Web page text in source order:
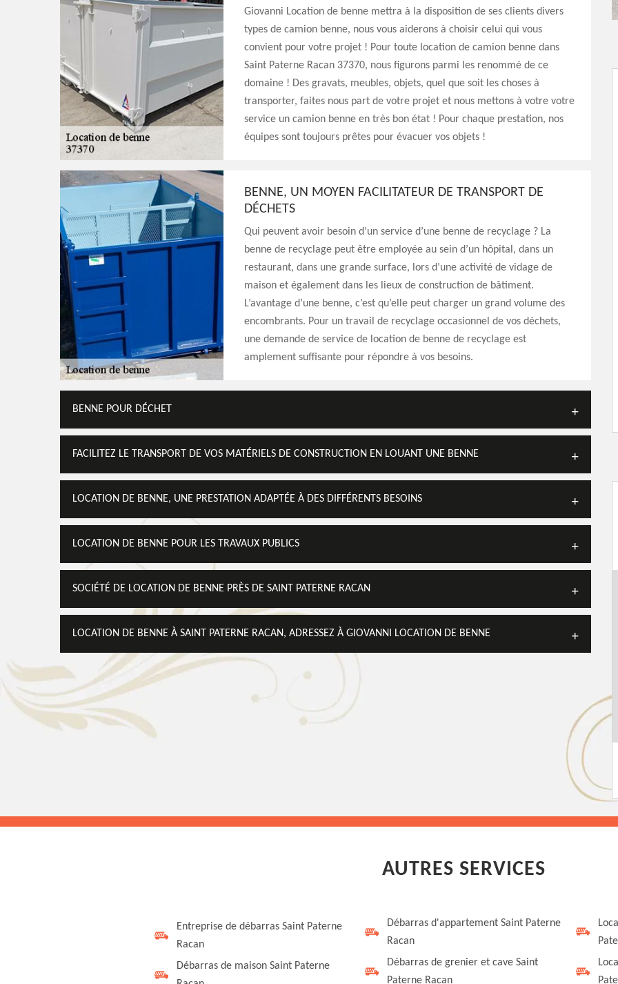
Giovanni Location de benne mettra à la disposition de ses clients divers
types de camion benne, nous vous aiderons à choisir celui qui vous
convient pour votre projet ! Pour toute location de camion benne dans
Saint Paterne Racan 37370, nous figurons parmi les renommé de ce
domaine ! Des gravats, meubles, objets, quel que soit les choses à
transporter, faites nous part de votre projet et nous mettons à votre votre
service un camion benne en très bon état ! Pour chaque prestation, nos
équipes sont toujours prêtes pour évacuer vos objets !
BENNE, UN MOYEN FACILITATEUR DE TRANSPORT DE
DÉCHETS
Qui peuvent avoir besoin d’un service d’une benne de recyclage ? La
benne de recyclage peut être employée au sein d’un hôpital, dans un
restaurant, dans une grande surface, lors d’une activité de vidage de
maison et également dans les lieux de construction de bâtiment.
L’avantage d’une benne, c’est qu’elle peut charger un grand volume des
encombrants. Pour un travail de recyclage occasionnel de vos déchets,
une demande de service de location de benne de recyclage est
amplement suffisante pour répondre à vos besoins.
BENNE POUR DÉCHET
FACILITEZ LE TRANSPORT DE VOS MATÉRIELS DE CONSTRUCTION EN LOUANT UNE BENNE
LOCATION DE BENNE, UNE PRESTATION ADAPTÉE À DES DIFFÉRENTS BESOINS
LOCATION DE BENNE POUR LES TRAVAUX PUBLICS
SOCIÉTÉ DE LOCATION DE BENNE PRÈS DE SAINT PATERNE RACAN
LOCATION DE BENNE À SAINT PATERNE RACAN, ADRESSEZ À GIOVANNI LOCATION DE BENNE
AUTRES SERVICES
Entreprise de débarras Saint Paterne
Racan
Débarras de maison Saint Paterne
Débarras d'appartement Saint Paterne
Racan
Débarras de grenier et cave Saint
Paterne Racan